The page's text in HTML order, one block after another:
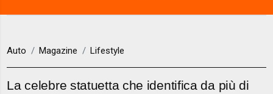
Auto Magazine Lifestyle
La celebre statuetta che identifica da più di